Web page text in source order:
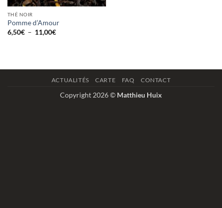
THÉ NOIR
Pomme d’Amour
6,50€ – 11,00€Plage
ACTUALITÉS CARTE FAQ CONTACT
Copyright 2026 © Matthieu Huix